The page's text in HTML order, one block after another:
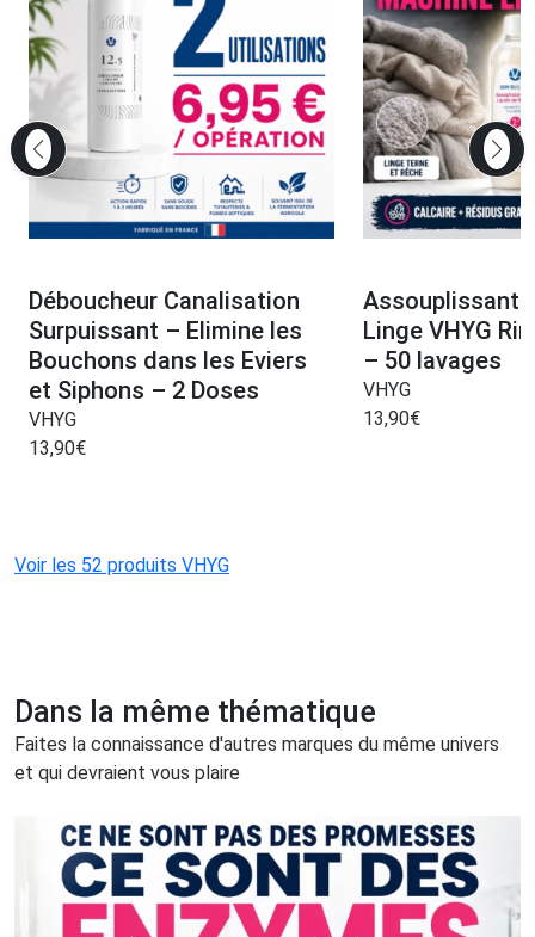
Déboucheur Canalisation
Surpuissant – Elimine les
Bouchons dans les Eviers
et Siphons – 2 Doses
VHYG
13,90€
Assouplissant
Linge VHYG
– 50 lavages
VHYG
13,90€
Voir les 52 produits VHYG
Dans la même thématique
Faites la connaissance d'autres marques du même univers
et qui devraient vous plaire